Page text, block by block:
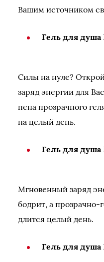
Вашим источником
Гель для душа
Силы на нуле?
заряд энергии для
пена прозрачного
на целый день.
Гель для душа
Мгновенный заряд
бодрит, а прозрачно-
длится целый день.
Гель для душа